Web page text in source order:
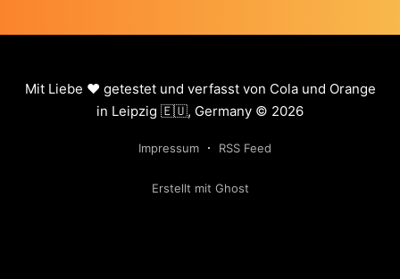
Mit Liebe ❤️ getestet und verfasst von Cola und Orange
in Leipzig 🇪🇺, Germany © 2026
Impressum RSS Feed
Erstellt mit Ghost